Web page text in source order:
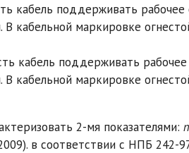
кабель поддерживать
кабельной маркировке
кабель поддерживать
кабельной маркировке
2-мя показателями:
в соответствии с НПБ 242-